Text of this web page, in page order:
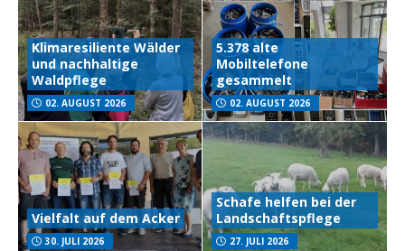
Klimaresiliente Wälder
und nachhaltige
Waldpflege
02. AUGUST 2026
5.378 alte
Mobiltelefone
gesammelt
02. AUGUST 2026
Vielfalt auf dem Acker
30. JULI 2026
Schafe helfen bei der
Landschaftspflege
27. JULI 2026